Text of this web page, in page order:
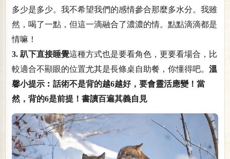
多少是多少。我不希望我們的感情參合那麼多水分。我雖
然，喝了一點，但這一滴融合了濃濃的情。點點滴滴都是
情嘛！
3. 趴下直接睡覺這種方式也是要看角色，更要看場合，比
較適合不顯眼的位置尤其是長條桌自助餐，你懂得吧。 溫
馨小提示︰話術不是背的越6越好，要會靈活應變！當
然，背的6是前提！書讀百遍其義自見